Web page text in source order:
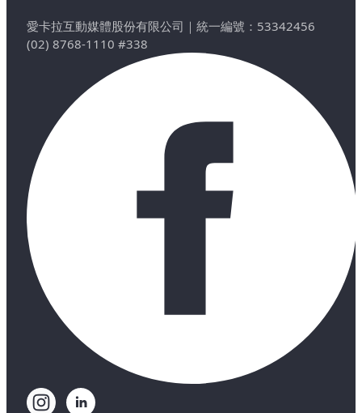
愛卡拉互動媒體股份有限公司 ｜ 統一編號：53342456
(02) 8768-1110 #338